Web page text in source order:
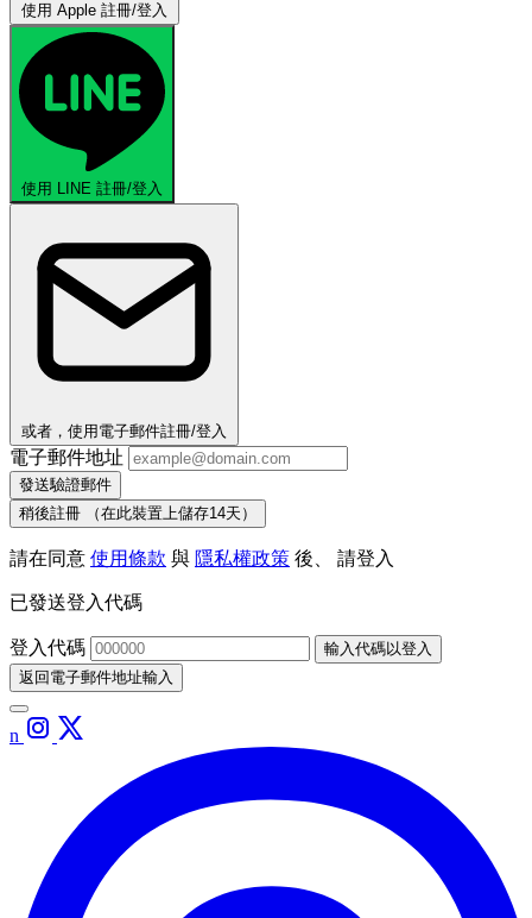
使用 Apple 註冊/登入
使用 LINE 註冊/登入
或者，使用電子郵件註冊/登入
電子郵件地址
發送驗證郵件
稍後註冊
（在此裝置上儲存14天）
請在同意 使用條款 與 隱私權政策 後、 請登入
已發送登入代碼
登入代碼
輸入代碼以登入
返回電子郵件地址輸入
n